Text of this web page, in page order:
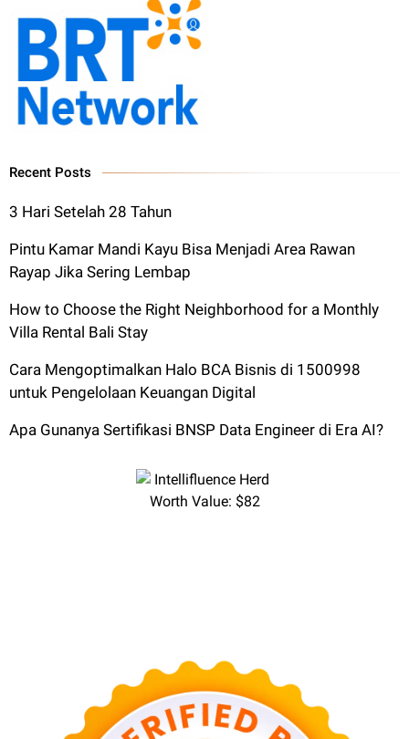
Recent Posts
3 Hari Setelah 28 Tahun
Pintu Kamar Mandi Kayu Bisa Menjadi Area Rawan
Rayap Jika Sering Lembap
How to Choose the Right Neighborhood for a Monthly
Villa Rental Bali Stay
Cara Mengoptimalkan Halo BCA Bisnis di 1500998
untuk Pengelolaan Keuangan Digital
Apa Gunanya Sertifikasi BNSP Data Engineer di Era AI?